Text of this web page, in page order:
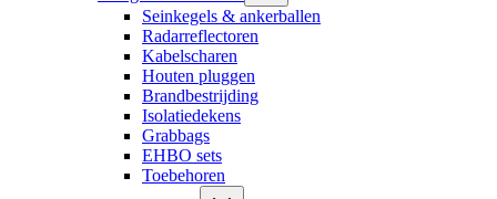
Seinkegels & ankerballen
Radarreflectoren
Kabelscharen
Houten pluggen
Brandbestrijding
Isolatiedekens
Grabbags
EHBO sets
Toebehoren